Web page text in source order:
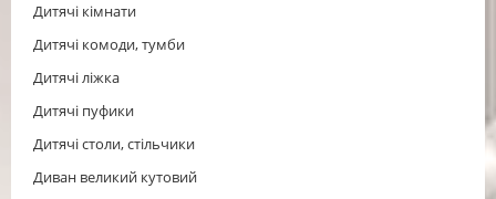
Дитячі кімнати
Дитячі комоди, тумби
Дитячі ліжка
Дитячі пуфики
Дитячі столи, стільчики
Диван великий кутовий